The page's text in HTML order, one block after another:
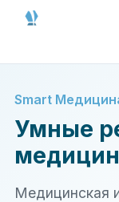
Smart
Умные
Медицинская